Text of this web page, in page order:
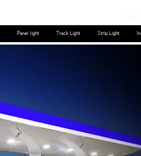
Panel light Track Light Strip Light